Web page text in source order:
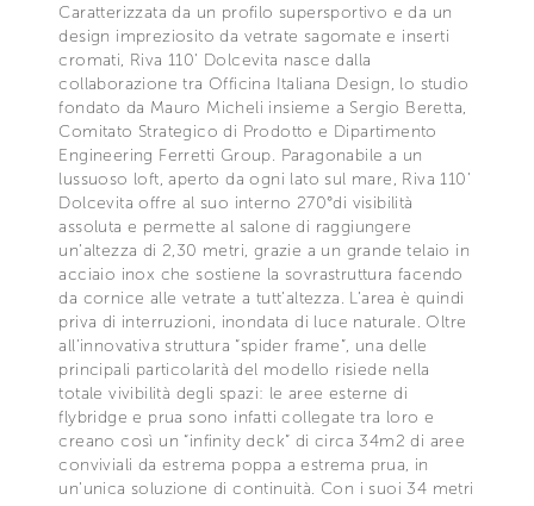
Caratterizzata da un profilo supersportivo e da un
design impreziosito da vetrate sagomate e inserti
cromati, Riva 110’ Dolcevita nasce dalla
collaborazione tra Officina Italiana Design, lo studio
fondato da Mauro Micheli insieme a Sergio Beretta,
Comitato Strategico di Prodotto e Dipartimento
Engineering Ferretti Group. Paragonabile a un
lussuoso loft, aperto da ogni lato sul mare, Riva 110’
Dolcevita offre al suo interno 270°di visibilità
assoluta e permette al salone di raggiungere
un’altezza di 2,30 metri, grazie a un grande telaio in
acciaio inox che sostiene la sovrastruttura facendo
da cornice alle vetrate a tutt’altezza. L’area è quindi
priva di interruzioni, inondata di luce naturale. Oltre
all’innovativa struttura “spider frame”, una delle
principali particolarità del modello risiede nella
totale vivibilità degli spazi: le aree esterne di
flybridge e prua sono infatti collegate tra loro e
creano così un “infinity deck” di circa 34m2 di aree
conviviali da estrema poppa a estrema prua, in
un’unica soluzione di continuità. Con i suoi 34 metri